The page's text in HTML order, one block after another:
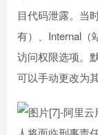
目代码泄露。当
有）、Internal（
访问权限选项。
可以手动更改为